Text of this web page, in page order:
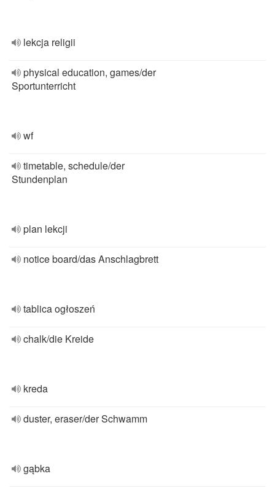
lekcja religii
physical education, games/der
Sportunterricht
wf
timetable, schedule/der
Stundenplan
plan lekcji
notice board/das Anschlagbrett
tablica ogłoszeń
chalk/die Kreide
kreda
duster, eraser/der Schwamm
gąbka